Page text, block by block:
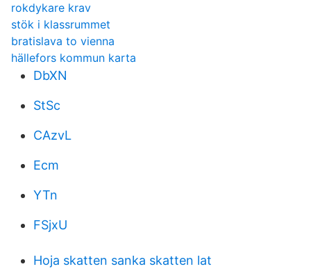
rokdykare krav
stök i klassrummet
bratislava to vienna
hällefors kommun karta
DbXN
StSc
CAzvL
Ecm
YTn
FSjxU
Hoja skatten sanka skatten lat